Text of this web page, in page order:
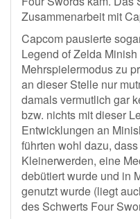
Zusammenarbeit mit
Capcom pausierte
Legend of Zelda
Mehrspielermodus zu
an dieser Stelle nur
damals vermutlich gar
bzw. nichts mit dieser
Entwicklungen an
führten wohl dazu,
Kleinerwerden, eine
debütiert wurde und in
genutzt wurde (liegt
des Schwerts Four